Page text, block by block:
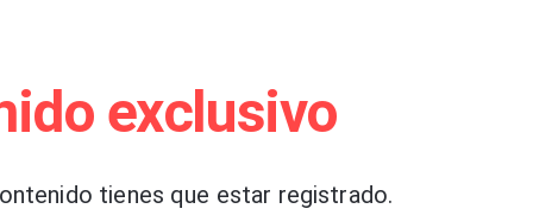
de Singapur despacha una variada ración
subrayan algunos aspectos de la letra
exclusivo
tienes que estar registrado.